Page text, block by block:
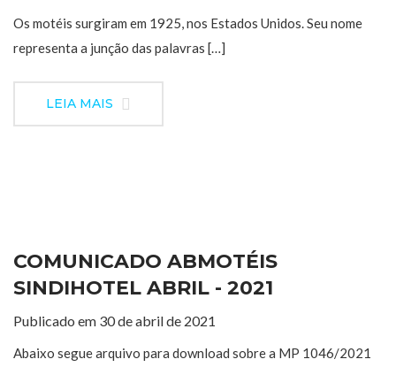
Os motéis surgiram em 1925, nos Estados Unidos. Seu nome
representa a junção das palavras […]
LEIA MAIS
COMUNICADO ABMOTÉIS
SINDIHOTEL ABRIL - 2021
Publicado em 30 de abril de 2021
Abaixo segue arquivo para download sobre a MP 1046/2021